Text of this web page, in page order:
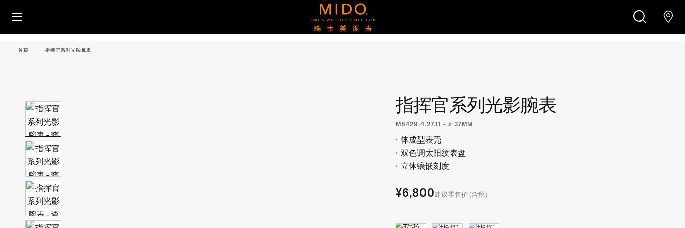
腕表
零售店位置
客户服务
首頁 指挥官系列光影腕表
指挥官系列光影腕表
M8429.4.27.11 - ∅ 37MM
体成型表壳
双色调太阳纹表盘
立体镶嵌刻度
¥6,800建议零售价 (含税）
查找店铺